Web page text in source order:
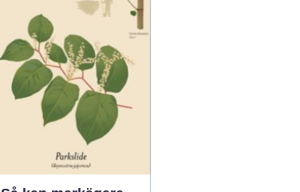
arbetsdagen, och många
medarbetare up...